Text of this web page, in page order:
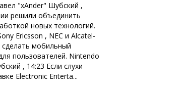
"xAnder" Шубский ,
решили объединить
новых технологий.
Ericsson , NEC и Alcatel-
сделать мобильный
пользователей. Nintendo
, 14:23 Если слухи
Electronic Enterta...